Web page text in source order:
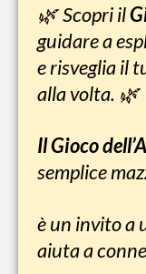
🌿Scopri il
guidare a
e risveglia il
alla volta. 🌿
Il Gioco
semplice
è un invito a
aiuta a